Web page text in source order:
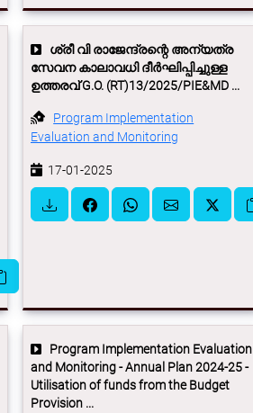
ശ്രീ വി രാജേന്ദ്രന്റെ അന്യത്ര
സേവന കാലാവധി ദീർഘിപ്പിച്ചുള്ള
ഉത്തരവ് G.O. (RT)13/2025/PIE&MD ...
Program Implementation
Evaluation and Monitoring
17-01-2025
Program Implementation Evaluation
and Monitoring - Annual Plan 2024-25 -
Utilisation of funds from the Budget
Provision ...